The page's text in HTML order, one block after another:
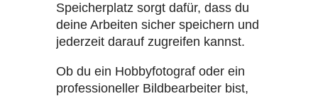
Speicherplatz sorgt dafür, dass du
deine Arbeiten sicher speichern und
jederzeit darauf zugreifen kannst.
Ob du ein Hobbyfotograf oder ein
professioneller Bildbearbeiter bist,